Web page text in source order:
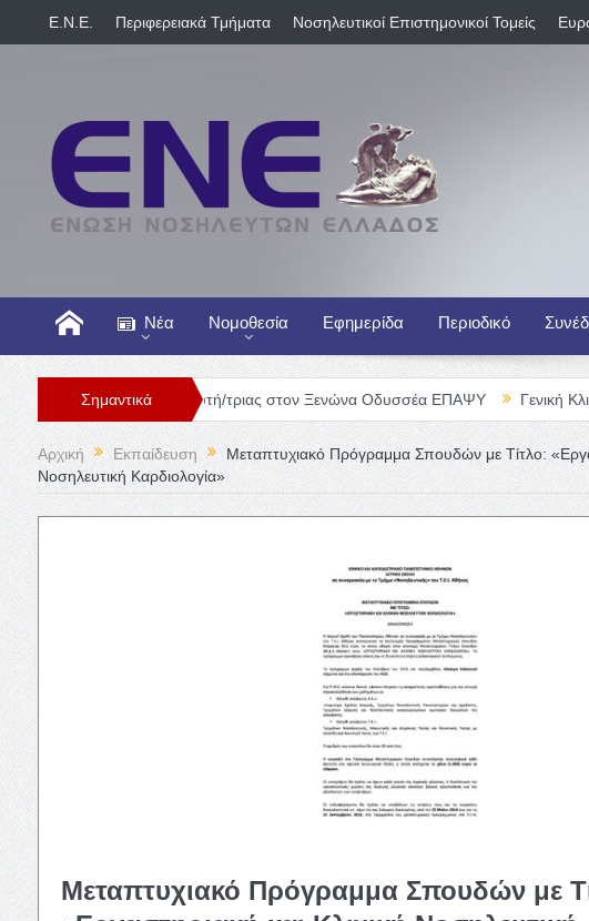
E.N.E. Περιφερειακά Τμήματα Νοσηλευτικοί Επιστημονικοί Τομείς
Νέα Νομοθεσία Εφημερίδα Περιοδικό
Σημαντικά
Θέση Νοσηλευτή/τριας στον Ξενώνα Οδυσσέα ΕΠΑΨΥ Γενική Κλινική
Αρχική Εκπαίδευση
Μεταπτυχιακό Πρόγραμμα Σπουδών με Τίτλο:
Νοσηλευτική Καρδιολογία»
Μεταπτυχιακό Πρόγραμμα Σπουδών με